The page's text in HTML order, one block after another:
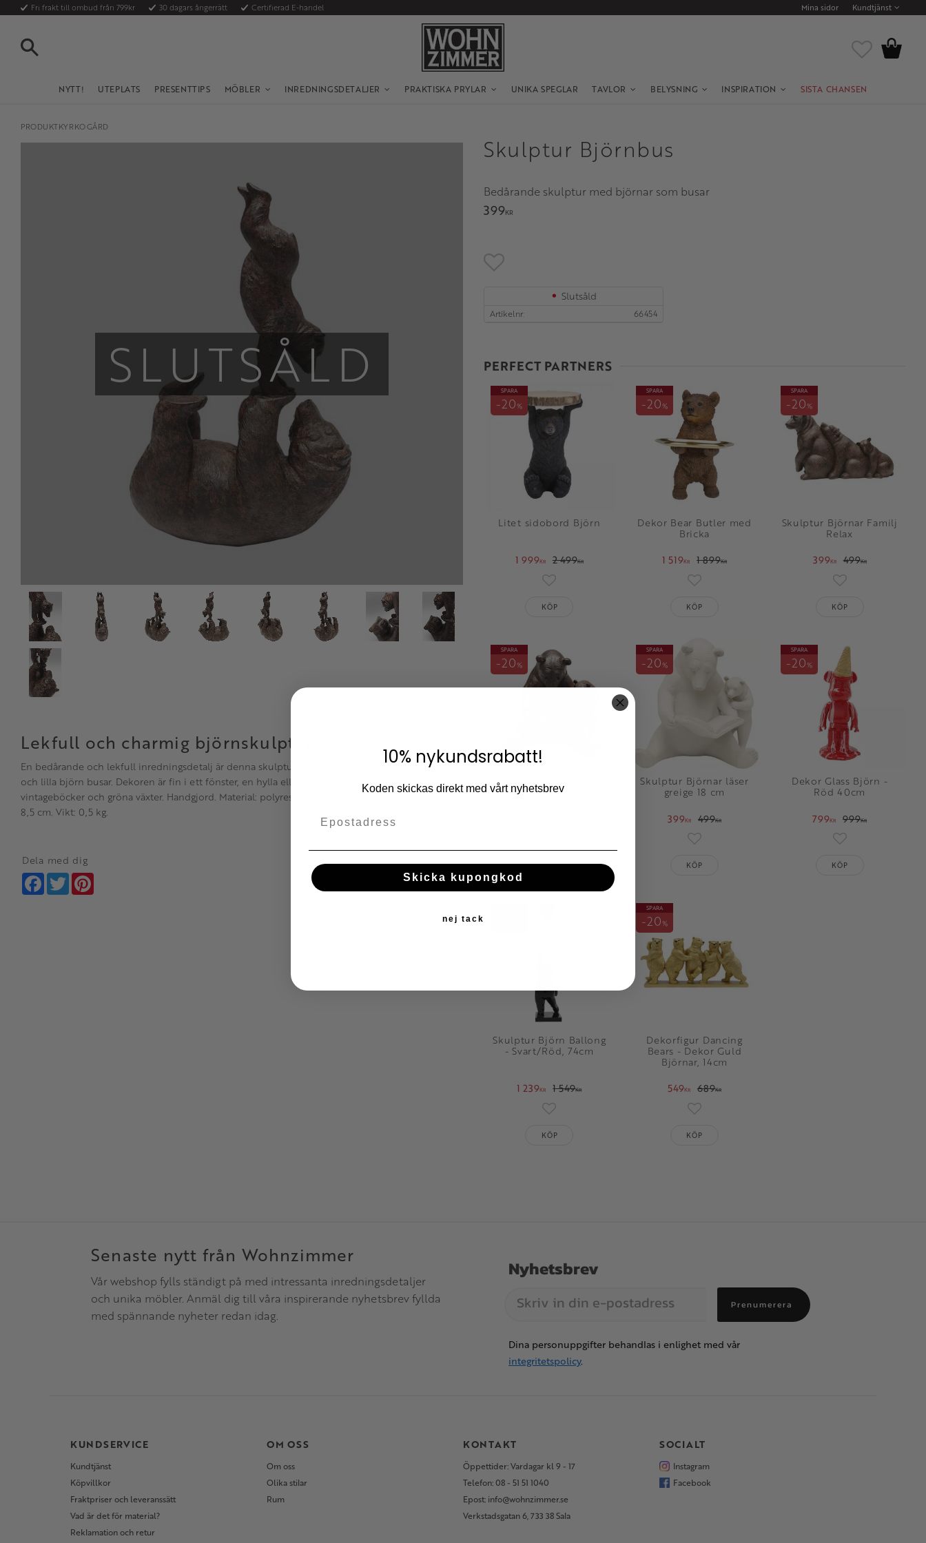
Fri frakt till ombud från 799kr 30 dagars ångerrätt Certifierad E-handel Mina sidor Kundtjänst
NYTT! UTEPLATS PRESENTTIPS MÖBLER INREDNINGSDETALJER PRAKTISKA PRYLAR UNIKA SPEGLAR TAVLOR BELYSNING INSPIRATION SISTA CHANSEN
Favoriter
Kundvagn
PRODUKTKYRKOGÅRD
Skulptur Björnbus
Bedårande skulptur med björnar som busar
SLUTSÅLD
399KR
Lägg till i favoriter
Slutsåld
Artikelnr 66454
PERFECT PARTNERS
Litet sidobord Björn
1 999KR 2 499KR
SPARA
20%
KÖP
Dekor Bear Butler med
Bricka
1 519KR 1 899KR
SPARA
20%
KÖP
Skulptur Björnar Familj
Relax
399KR 499KR
SPARA
20%
Lägg till i
KÖP
Skulptur Björnar i
sagostund
SPARA
20%
Lägg till i favoriter
KÖP
Skulptur Björnar läser
greige 18 cm
399KR 499KR
SPARA
20%
KÖP
Dekor Glass Björn -
Röd 40cm
799KR 999KR
SPARA
20%
Lägg till i
KÖP
Skulptur Björn Ballong
- Svart/Röd, 74cm
1 239KR 1 549KR
Lägg till i favoriter
KÖP
Dekorfigur Dancing
Bears - Dekor Guld
Björnar, 14cm
549KR 689KR
SPARA
20%
Lägg till i favoriter
KÖP
Lekfull och charmig björnskulptur
En bedårande och lekfull inredningsdetalj är denna skulptur och inredningsdetalj där stora björn
och lilla björn busar. Dekoren är fin i ett fönster, en hylla eller som del i ett stilleben bland
vintageböcker och gröna växter. Handgjord. Material: polyresin. Mått: höjd 27 x bredd 18,5 x djup
8,5 cm. Vikt: 0,5 kg.
Dela med dig
Facebook
Twitter
Senaste nytt från Wohnzimmer
Vår webshop fylls ständigt på med intressanta inredningsdetaljer
och unika möbler. Anmäl dig till våra inspirerande nyhetsbrev fyllda
med spännande nyheter redan idag.
Nyhetsbrev
Prenumerera
Dina personuppgifter behandlas i enlighet med vår
integritetspolicy.
KUNDSERVICE
Kundtjänst
Köpvillkor
Fraktpriser och leveranssätt
Vad är det för material?
Reklamation och retur
OM OSS
Om oss
Olika stilar
Rum
KONTAKT
Öppettider: Vardagar kl 9 - 17
Telefon: 08 - 51 51 1040
Epost: info@wohnzimmer.se
Verkstadsgatan 6, 733 38 Sala
SOCIALT
Instagram
Facebook
10% nykundsrabatt!
Koden skickas direkt med vårt nyhetsbrev
Skicka kupongkod
nej tack